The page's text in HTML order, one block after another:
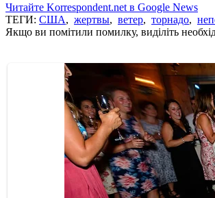
Читайте Korrespondent.net в Google News
ТЕГИ: США, жертвы, ветер, торнадо,
Якщо ви помітили помилку, виділіть